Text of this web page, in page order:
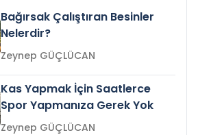
Bağırsak Çalıştıran Besinler
Nelerdir?
Zeynep GÜÇLÜCAN
Kas Yapmak İçin Saatlerce
Spor Yapmanıza Gerek Yok
Zeynep GÜÇLÜCAN